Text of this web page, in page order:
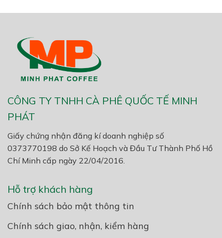
CÔNG TY TNHH CÀ PHÊ QUỐC TẾ MINH
PHÁT
Giấy chứng nhận đăng kí doanh nghiệp số
0373770198 do Sở Kế Hoạch và Đầu Tư Thành Phố Hồ
Chí Minh cấp ngày 22/04/2016.
Hỗ trợ khách hàng
Chính sách bảo mật thông tin
Chính sách giao, nhận, kiểm hàng